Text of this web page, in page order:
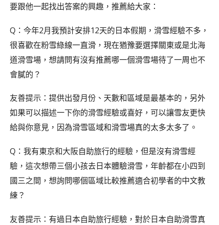
要跟他一起找出答案的興趣，推薦給大家：
Q：今年2月我預計安排12天的日本假期，滑雪經驗不多，
很喜歡在粉雪綠線一直滑，現在猶豫要選擇關東或是北海
道滑雪場，想請問有沒有推薦哪一個滑雪場待了一周也不
會膩的？
友善提示：提供出發月份、天數和區域是最基本的，另外
如果可以描述一下你的滑雪經驗或喜好，可以讓雪友更快
給與你意見，因為滑雪區域和滑雪場真的太多太多了。
Q：我有東京和大阪自助旅行的經驗，但是沒有滑雪經
驗，這次想帶三個小孩去日本體驗滑雪，年齡都在小四到
國三之間，想詢問哪個區域比較推薦適合初學者的中文教
練？
友善提示：有過日本自助旅行經驗，對於日本自助滑雪真